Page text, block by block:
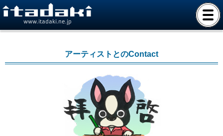
www.itadaki.ne.jp
アーティストとのContact